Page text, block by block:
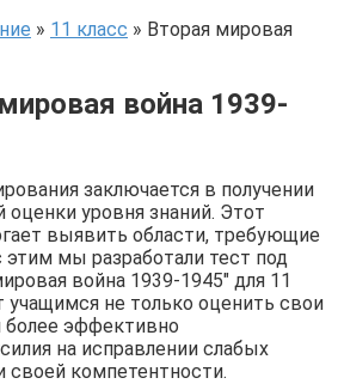
» 11 класс » Вторая мировая
война 1939-
заключается в получении
оценки уровня знаний. Этот
выявить области, требующие
этим мы разработали тест под
война 1939-1945" для 11
учащимся не только оценить свои
более эффективно
на исправлении слабых
компетентности.